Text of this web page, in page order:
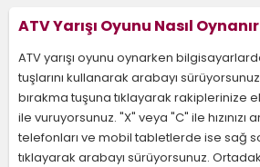
ATV Yarışı Oyunu Nasıl
ATV yarışı oyunu oynarken
tuşlarını kullanarak arabayı
bırakma tuşuna tıklayarak rakiplerinize
ile vuruyorsunuz. "X" veya "C" ile hızınızı
telefonları ve mobil tabletlerde ise sağ
tıklayarak arabayı sürüyorsunuz.